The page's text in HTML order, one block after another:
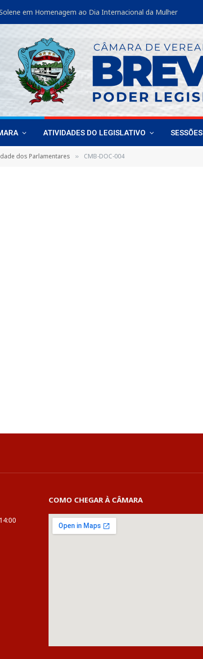
em Homenagem ao Dia Internacional da Mulher
ATIVIDADES DO LEGISLATIVO SESSÕES
dos Parlamentares » CMB-DOC-004
COMO CHEGAR À CÂMARA